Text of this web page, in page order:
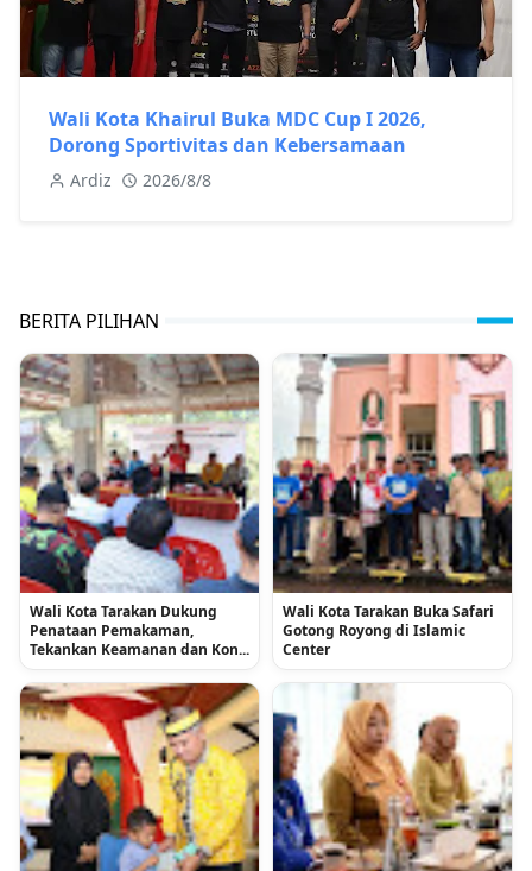
Wali Kota Khairul Buka MDC Cup I 2026,
Dorong Sportivitas dan Kebersamaan
Ardiz 2026/8/8
BERITA PILIHAN
Wali Kota Tarakan Dukung
Penataan Pemakaman,
Tekankan Keamanan dan Kon...
Wali Kota Tarakan Buka Safari
Gotong Royong di Islamic
Center